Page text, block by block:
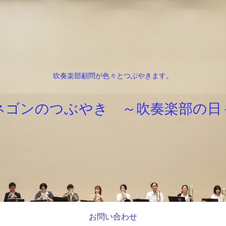
吹奏楽部顧問が色々とつぶやきます。
ゴンのつぶやき ～吹奏楽部の日
お問い合わせ